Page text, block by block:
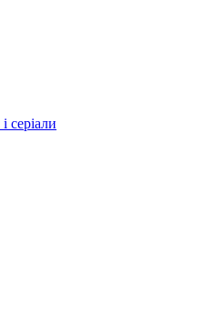
серіали